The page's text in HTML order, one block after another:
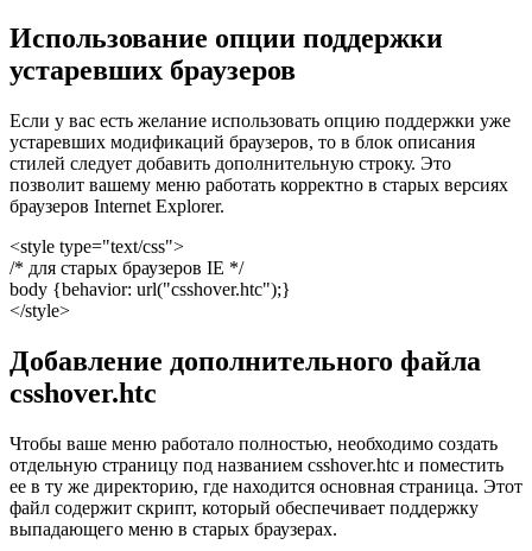
Использование опции поддержки
устаревших браузеров
Если у вас есть желание использовать опцию поддержки уже
устаревших модификаций браузеров, то в блок описания
стилей следует добавить дополнительную строку. Это
позволит вашему меню работать корректно в старых версиях
браузеров Internet Explorer.
<style type="text/css">
/* для старых браузеров IE */
body {behavior: url("csshover.htc");}
</style>
Добавление дополнительного файла
csshover.htc
Чтобы ваше меню работало полностью, необходимо создать
отдельную страницу под названием csshover.htc и поместить
ее в ту же директорию, где находится основная страница. Этот
файл содержит скрипт, который обеспечивает поддержку
выпадающего меню в старых браузерах.